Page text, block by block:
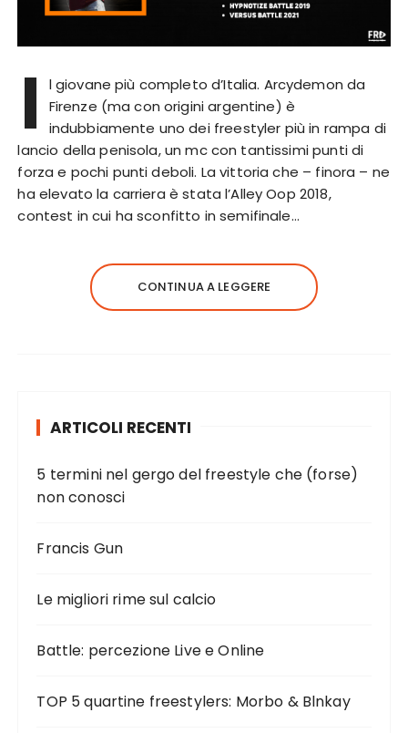
l
l giovane più completo d’Italia. Arcydemon da
Firenze (ma con origini argentine) è
indubbiamente uno dei freestyler più in rampa di
lancio della penisola, un mc con tantissimi punti di
forza e pochi punti deboli. La vittoria che – finora – ne
ha elevato la carriera è stata l’Alley Oop 2018,
contest in cui ha sconfitto in semifinale…
CONTINUA A LEGGERE
ARTICOLI RECENTI
5 termini nel gergo del freestyle che (forse)
non conosci
Francis Gun
Le migliori rime sul calcio
Battle: percezione Live e Online
TOP 5 quartine freestylers: Morbo & Blnkay